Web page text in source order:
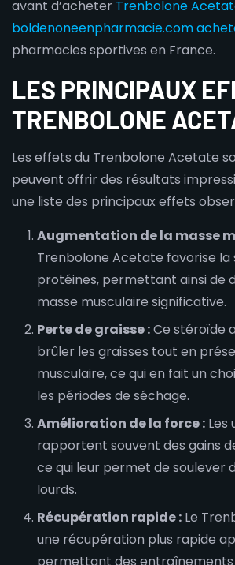
avant d’acheter Trenbolone
boldenoneenpharmacie.com
pharmacies sportives en France.
LES PRINCIPAUX
TRENBOLONE
Les effets du Trenbolone Acetate
peuvent offrir des résultats
une liste des principaux effets
Augmentation de la masse
Trenbolone Acetate favorise la
protéines, permettant ainsi de
masse musculaire significative.
Perte de graisse :Ce stéroïde
brûler les graisses tout en
musculaire, ce qui en fait un
les périodes de séchage.
Amélioration de la force : Les
rapportent souvent des gains
ce qui leur permet de soulever
lourds.
Récupération rapide : Le
une récupération plus rapide